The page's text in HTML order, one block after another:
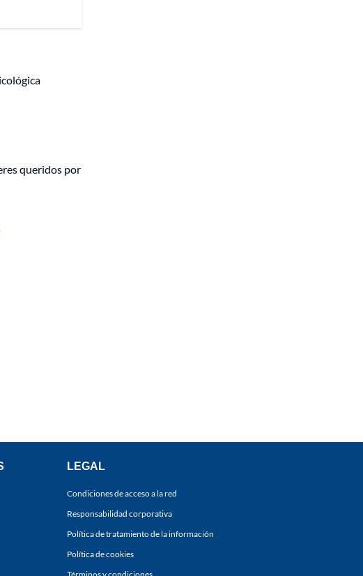
queridos por
LEGAL
Condiciones de acceso a la red
Responsabilidad corporativa
Política de tratamiento de la información
Política de cookies